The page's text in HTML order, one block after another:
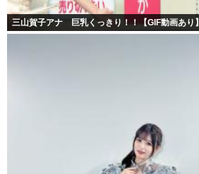
三山賀子アナ 巨乳くっきり！！【GIF動画あり】